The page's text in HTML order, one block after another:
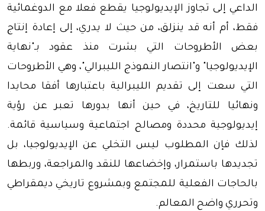
الداعي إلى تجاوز الإيديولوجيا يقطع فعلا مع الدوغمائية
فقط، أم أنه قد ينزلق، من حيث لا يدري، إلى إعادة إنتاج
بعض الأطروحات التي بشرت منذ عقود بـ"نهاية
الإيديولوجيا" و"انتصار النموذج الليبرالي"، وهي الأطروحات
التي سعت إلى تقديم الليبرالية باعتبارها أفقا محايدا
ونهائيا للتاريخ، في حين أنها بدورها تعبر عن رؤية
إيديولوجية محددة ومصالح اجتماعية وسياسية قائمة.
لذلك فإن المطلوب ليس التخلي عن الإيديولوجيا، بل
تجديدها باستمرار، وإخضاعها للنقد والمراجعة، وربطها
بالحاجات الفعلية للمجتمع وبمشروع تاريخي ديمقراطي
وتحرري واضح المعالم.